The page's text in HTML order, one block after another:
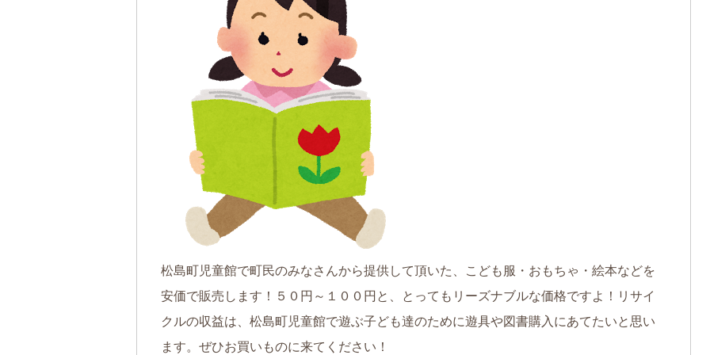
松島町児童館で町民のみなさんから提供して頂いた、こども服・おもちゃ・絵本などを
安価で販売します！５０円～１００円と、とってもリーズナブルな価格ですよ！リサイ
クルの収益は、松島町児童館で遊ぶ子ども達のために遊具や図書購入にあてたいと思い
ます。ぜひお買いものに来てください！